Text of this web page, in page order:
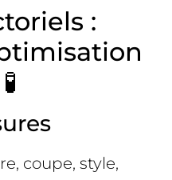
:
coupe, style,